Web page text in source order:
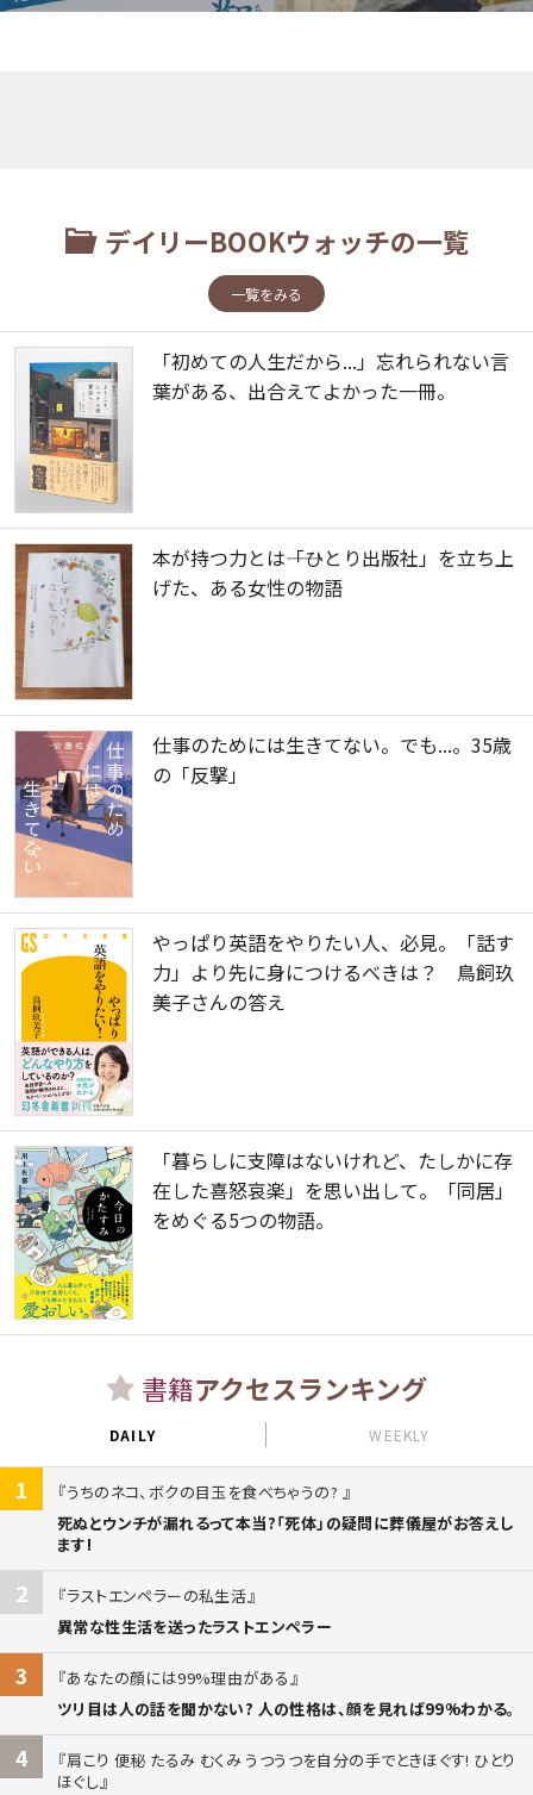
デイリーBOOKウォッチの一覧
一覧をみる
「初めての人生だから...」忘れられない言
葉がある、出合えてよかった一冊。
本が持つ力とは――「ひとり出版社」を立ち上
げた、ある女性の物語
仕事のためには生きてない。でも...。35歳
の「反撃」
やっぱり英語をやりたい人、必見。「話す
力」より先に身につけるべきは？ 鳥飼玖
美子さんの答え
「暮らしに支障はないけれど、たしかに存
在した喜怒哀楽」を思い出して。「同居」
をめぐる5つの物語。
書籍アクセスランキング
DAILY WEEKLY
1
うちのネコ、ボクの目玉を食べちゃうの?
死ぬとウンチが漏れるって本当?「死体」の疑問に葬儀屋がお答えし
ます!
2
ラストエンペラーの私生活
異常な性生活を送ったラストエンペラー
3
あなたの顔には99%理由がある
ツリ目は人の話を聞かない? 人の性格は、顔を見れば99%わかる。
4
肩こり 便秘 たるみ むくみ うつうつを自分の手でときほぐす! ひとり
ほぐし